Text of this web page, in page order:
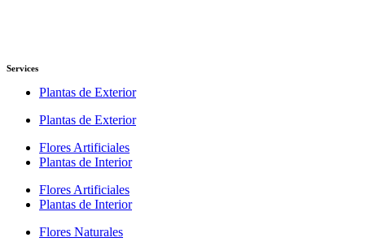
Services
Plantas de Exterior
Plantas de Exterior
Flores Artificiales
Plantas de Interior
Flores Artificiales
Plantas de Interior
Flores Naturales